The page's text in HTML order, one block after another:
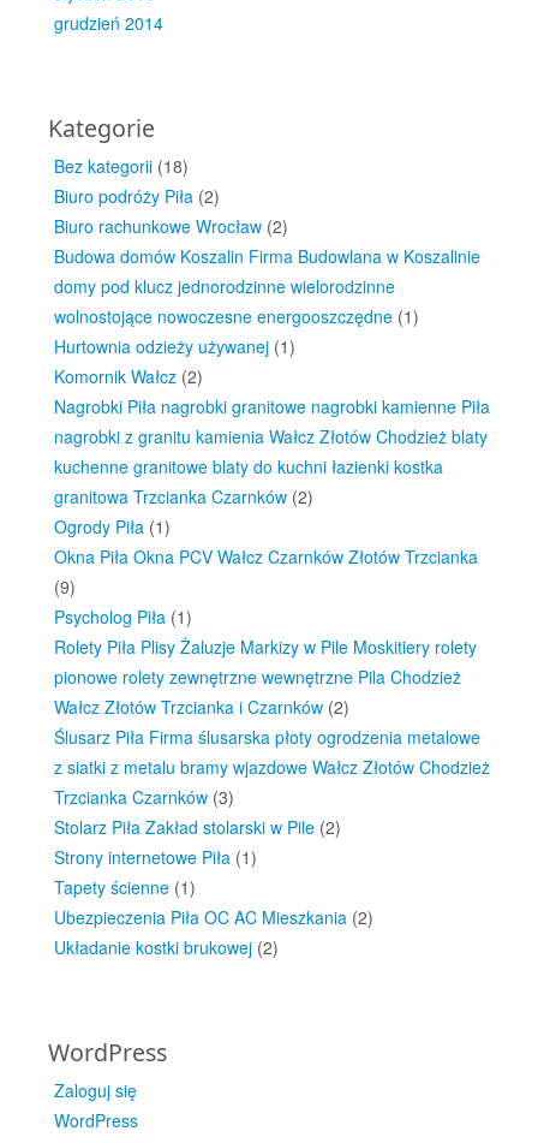
grudzień 2014
Kategorie
Bez kategorii (18)
Biuro podróży Piła (2)
Biuro rachunkowe Wrocław (2)
Budowa domów Koszalin Firma Budowlana w Koszalinie
domy pod klucz jednorodzinne wielorodzinne
wolnostojące nowoczesne energooszczędne (1)
Hurtownia odzieży używanej (1)
Komornik Wałcz (2)
Nagrobki Piła nagrobki granitowe nagrobki kamienne Piła
nagrobki z granitu kamienia Wałcz Złotów Chodzież blaty
kuchenne granitowe blaty do kuchni łazienki kostka
granitowa Trzcianka Czarnków (2)
Ogrody Piła (1)
Okna Piła Okna PCV Wałcz Czarnków Złotów Trzcianka
(9)
Psycholog Piła (1)
Rolety Piła Plisy Żaluzje Markizy w Pile Moskitiery rolety
pionowe rolety zewnętrzne wewnętrzne Pila Chodzież
Wałcz Złotów Trzcianka i Czarnków (2)
Ślusarz Piła Firma ślusarska płoty ogrodzenia metalowe
z siatki z metalu bramy wjazdowe Wałcz Złotów Chodzież
Trzcianka Czarnków (3)
Stolarz Piła Zakład stolarski w Pile (2)
Strony internetowe Piła (1)
Tapety ścienne (1)
Ubezpieczenia Piła OC AC Mieszkania (2)
Układanie kostki brukowej (2)
WordPress
Zaloguj się
WordPress